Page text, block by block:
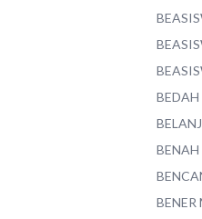
BENER